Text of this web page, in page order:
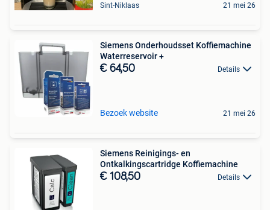
Sint-Niklaas 21 mei 26
Siemens Onderhoudsset Koffiemachine
Waterreservoir +
€ 64,50 Details
Bezoek website 21 mei 26
Siemens Reinigings- en
Ontkalkingscartridge Koffiemachine
€ 108,50 Details